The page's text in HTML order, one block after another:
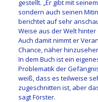
gestellt. „Er gibt mit
sondern auch seinen
berichtet auf sehr
Weise aus der Welt
Auch damit nimmt er
Chance, näher
In dem Buch ist ein
Problematik der
weiß, dass es teilweise
zugeschnitten ist, aber
sagt Förster.